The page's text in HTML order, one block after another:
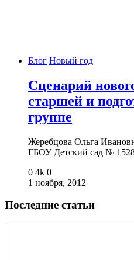
Блог Новый год
Сценарий
старшей и
группе
Жеребцова Ольга
ГБОУ Детский сад №
0 4k 0
1 ноября, 2012
Последние статьи